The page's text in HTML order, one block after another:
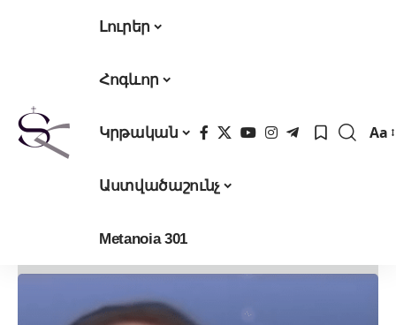
Լուրեր
Հոգևոր
Կրթական
Աստվածաշունչ
Metanoia 301
Aa